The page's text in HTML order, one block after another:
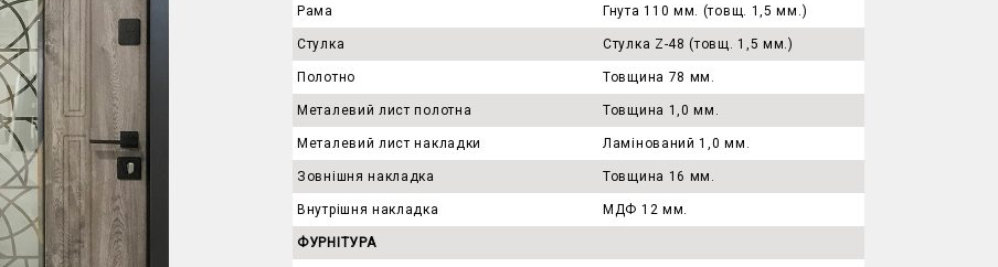
Рама Гнута 110 мм. (товщ. 1,5 мм.)
Стулка Стулка Z-48 (товщ. 1,5 мм.)
Полотно Товщина 78 мм.
Металевий лист полотна Товщина 1,0 мм.
Металевий лист накладки Ламінований 1,0 мм.
Зовнішня накладка Товщина 16 мм.
Внутрішня накладка МДФ 12 мм.
ФУРНІТУРА